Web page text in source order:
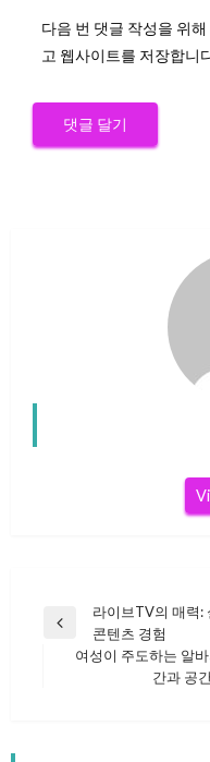
다음 번 댓글 작성을 위
고 웹사이트를 저장합니
글
Previous
라이브TV의 매력:
콘텐츠 경험
여성이 주도하는 알
간과 공